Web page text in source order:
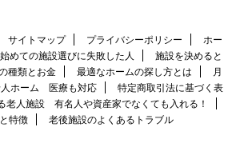
サイトマップ プライバシーポリシー
ホー
始めての施設選びに失敗した人
施設を決めると
種類とお金
最適なホームの探し方とは
月
人ホーム 医療も対応
特定商取引法に基づく表
老人施設 有名人や資産家でなくても入れる！
特徴
老後施設のよくあるトラブル